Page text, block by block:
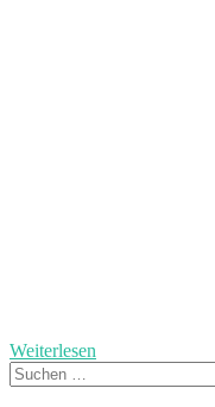
Weiterlesen
Suchen
nach: